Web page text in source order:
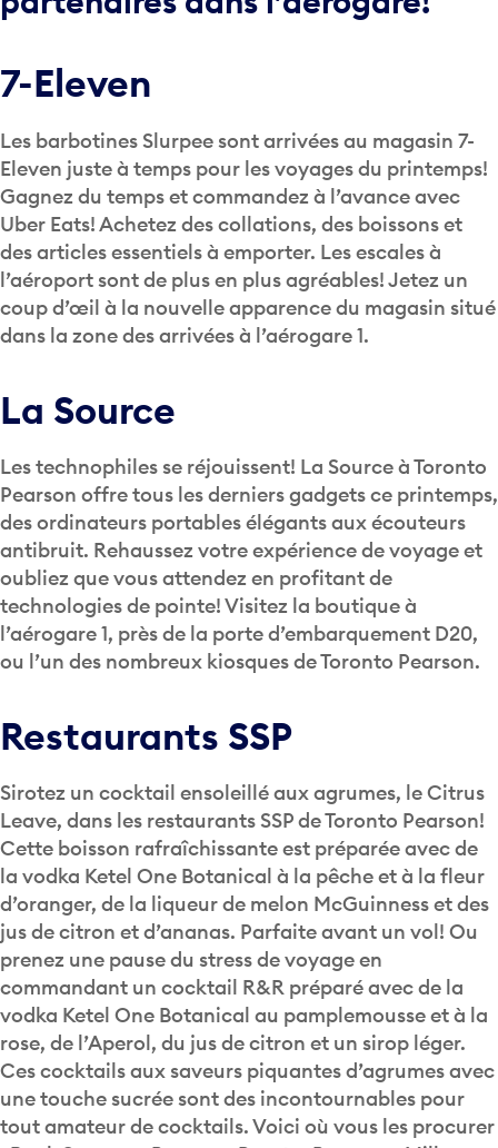
7-Eleven
Eleven juste à temps pour les voyages du printemps!
Gagnez du temps et commandez à l’avance avec
Uber Eats! Achetez des collations, des boissons et
des articles essentiels à emporter. Les escales à
l’aéroport sont de plus en plus agréables! Jetez un
coup d’œil à la nouvelle apparence du magasin situé
dans la zone des arrivées à l’aérogare 1.
La Source
Pearson offre tous les derniers gadgets ce printemps,
des ordinateurs portables élégants aux écouteurs
antibruit. Rehaussez votre expérience de voyage et
oubliez que vous attendez en profitant de
technologies de pointe! Visitez la boutique à
l’aérogare 1, près de la porte d’embarquement D20,
ou l’un des nombreux kiosques de Toronto Pearson.
Restaurants SSP
Leave, dans les restaurants SSP de Toronto Pearson!
Cette boisson rafraîchissante est préparée avec de
la vodka Ketel One Botanical à la pêche et à la fleur
d’oranger, de la liqueur de melon McGuinness et des
jus de citron et d’ananas. Parfaite avant un vol! Ou
prenez une pause du stress de voyage en
commandant un cocktail R&R préparé avec de la
vodka Ketel One Botanical au pamplemousse et à la
rose, de l’Aperol, du jus de citron et un sirop léger.
Ces cocktails aux saveurs piquantes d’agrumes avec
une touche sucrée sont des incontournables pour
tout amateur de cocktails. Voici où vous les procurer
: Rock Squeeze, Boccone Pronto, Boccone, Mill